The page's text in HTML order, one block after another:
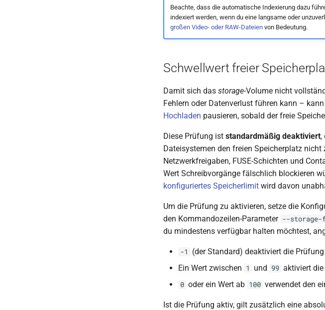
Beachte, dass die automatische Indexierung dazu
indexiert werden, wenn du eine langsame oder
großen Video- oder RAW-Dateienvon Bedeutung.
Schwellwert freier
Damit sich das storage-Volume nicht
Fehlern oder Datenverlust führen kann –
Hochladen pausieren, sobald der freie
Diese Prüfung ist standardmäßig deaktiviert,
Dateisystemen den freien Speicherplatz
Netzwerkfreigaben, FUSE-Schichten und
Wert Schreibvorgänge fälschlich blockieren
konfiguriertes Speicherlimit wird davon
Um die Prüfung zu aktivieren, setze die
den Kommandozeilen-Parameter --storage-
du mindestens verfügbar halten möchtest,
-1
(der Standard) deaktiviert die
Ein Wert zwischen 1 und 99 aktiviert
0 oder ein Wert ab 100 verwendet den
Ist die Prüfung aktiv, gilt zusätzlich eine